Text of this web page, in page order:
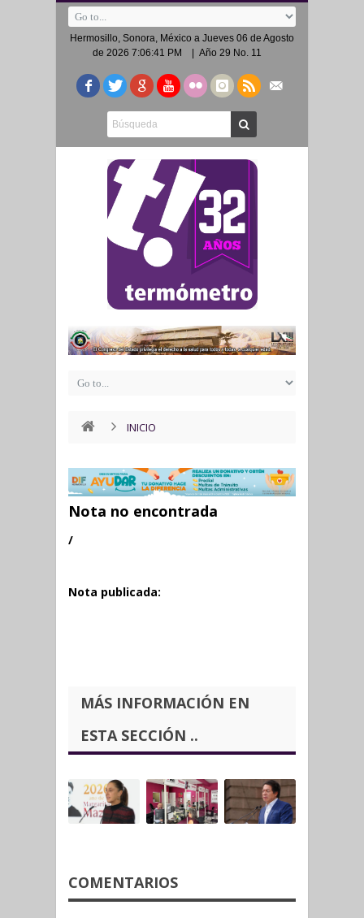
Hermosillo, Sonora, México a Jueves 06 de Agosto
de 2026 7:06:41 PM
| Año 29 No. 11
INICIO
Nota no encontrada
/
Nota publicada:
MÁS INFORMACIÓN EN
ESTA SECCIÓN ..
COMENTARIOS